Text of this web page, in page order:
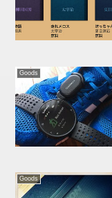
Goods
Goods